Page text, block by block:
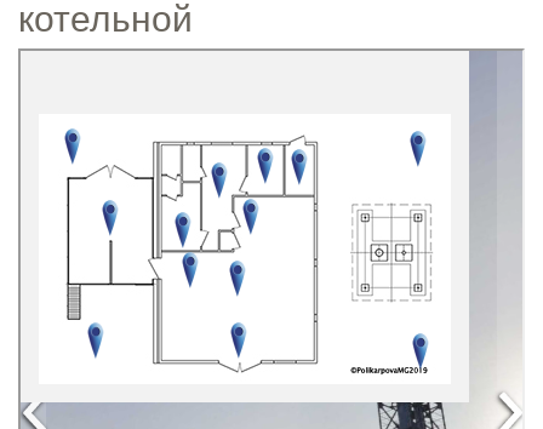
котельной